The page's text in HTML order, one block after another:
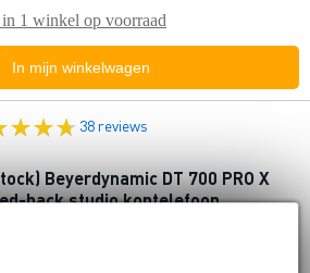
1 winkel op voorraad
In mijn winkelwagen
38 reviews
Beyerdynamic DT 700 PRO X
back studio koptelefoon